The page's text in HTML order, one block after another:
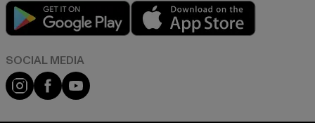
Play market
Instagram
FacebookYouTube